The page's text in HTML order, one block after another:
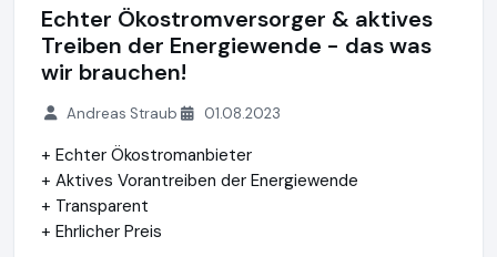
Echter Ökostromversorger & aktives
Treiben der Energiewende - das was
wir brauchen!
Andreas Straub 01.08.2023
+ Echter Ökostromanbieter
+ Aktives Vorantreiben der Energiewende
+ Transparent
+ Ehrlicher Preis